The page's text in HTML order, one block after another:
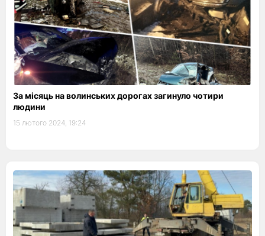
За місяць на волинських дорогах загинуло чотири
людини
15 лютого 2024, 19:24